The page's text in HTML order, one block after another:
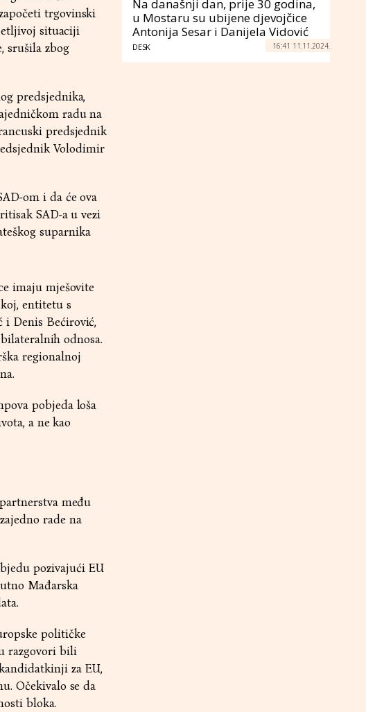
trgovinski
situaciji
srušila zbog
predsjednika,
radu na
predsjednik
Volodimir
om i da će ova
SAD-a u vezi
suparnika
imaju mješovite
entitetu s
i Denis Bećirović,
odnosa.
regionalnoj
pobjeda loša
a ne kao
među
rade na
pozivajući EU
Mađarska
političke
razgovori bili
za EU,
Očekivalo se da
bloka.
Na današnji dan, prije 30 godina,
u Mostaru su ubijene djevojčice
Antonija Sesar i Danijela Vidović
DESK 16:41 11.11.2024.